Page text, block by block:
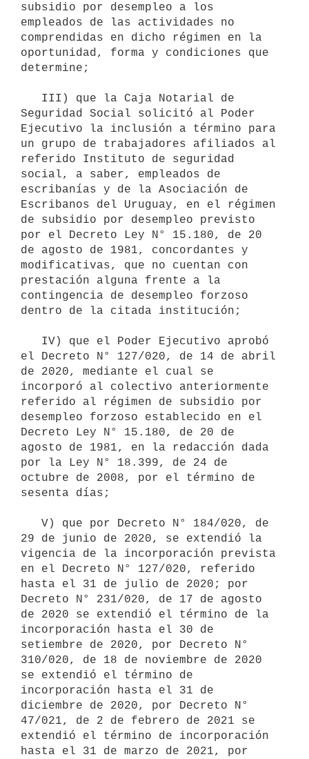
subsidio por desempleo a los
empleados de las actividades no
comprendidas en dicho régimen en la
oportunidad, forma y condiciones que
determine;
Seguridad Social solicitó al Poder
Ejecutivo la inclusión a término para
un grupo de trabajadores afiliados al
referido Instituto de seguridad
social, a saber, empleados de
escribanías y de la Asociación de
Escribanos del Uruguay, en el régimen
de subsidio por desempleo previsto
por el Decreto Ley N° 15.180, de 20
de agosto de 1981, concordantes y
modificativas, que no cuentan con
prestación alguna frente a la
contingencia de desempleo forzoso
dentro de la citada institución;
el Decreto N° 127/020, de 14 de abril
de 2020, mediante el cual se
incorporó al colectivo anteriormente
referido al régimen de subsidio por
desempleo forzoso establecido en el
Decreto Ley N° 15.180, de 20 de
agosto de 1981, en la redacción dada
por la Ley N° 18.399, de 24 de
octubre de 2008, por el término de
sesenta días;
29 de junio de 2020, se extendió la
vigencia de la incorporación prevista
en el Decreto N° 127/020, referido
hasta el 31 de julio de 2020; por
Decreto N° 231/020, de 17 de agosto
de 2020 se extendió el término de la
incorporación hasta el 30 de
setiembre de 2020, por Decreto N°
310/020, de 18 de noviembre de 2020
se extendió el término de
incorporación hasta el 31 de
diciembre de 2020, por Decreto N°
47/021, de 2 de febrero de 2021 se
extendió el término de incorporación
hasta el 31 de marzo de 2021, por